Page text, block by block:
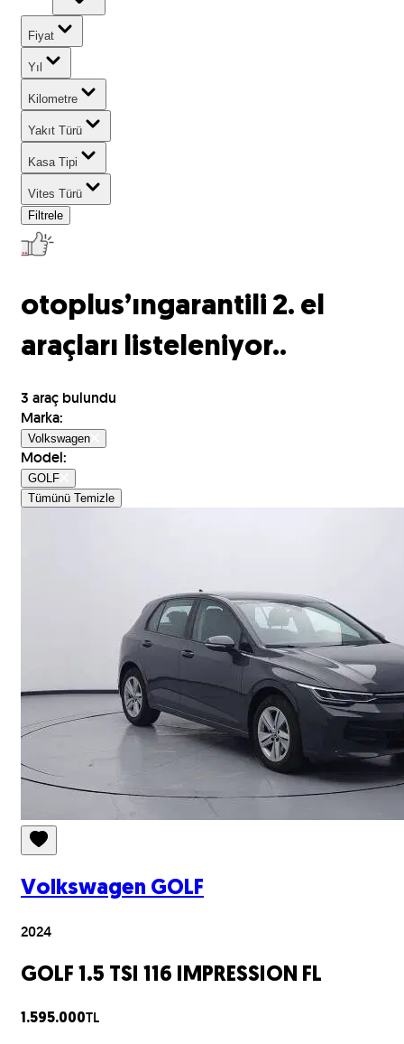
Fiyat
Yıl
Kilometre
Yakıt Türü
Kasa Tipi
Vites Türü
Filtrele
otoplus’ıngarantili 2. el
araçları listeleniyor..
3 araç bulundu
Marka:
Volkswagen
Model:
GOLF
Tümünü Temizle
Volkswagen GOLF
2024
GOLF 1.5 TSI 116 IMPRESSION FL
1.595.000TL